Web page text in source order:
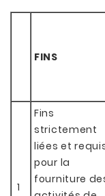
FINS
1
Fins
strictement
liées et
pour la
fourniture